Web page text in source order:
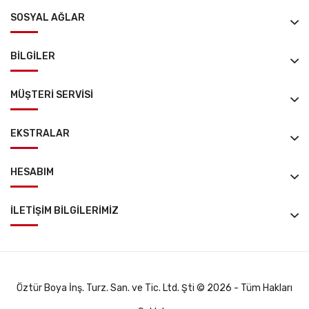
SOSYAL AĞLAR
BILGILER
MÜŞTERI SERVISI
EKSTRALAR
HESABIM
İLETIŞIM BILGILERIMİZ
Öztür Boya İnş. Turz. San. ve Tic. Ltd. Şti © 2026 - Tüm Hakları